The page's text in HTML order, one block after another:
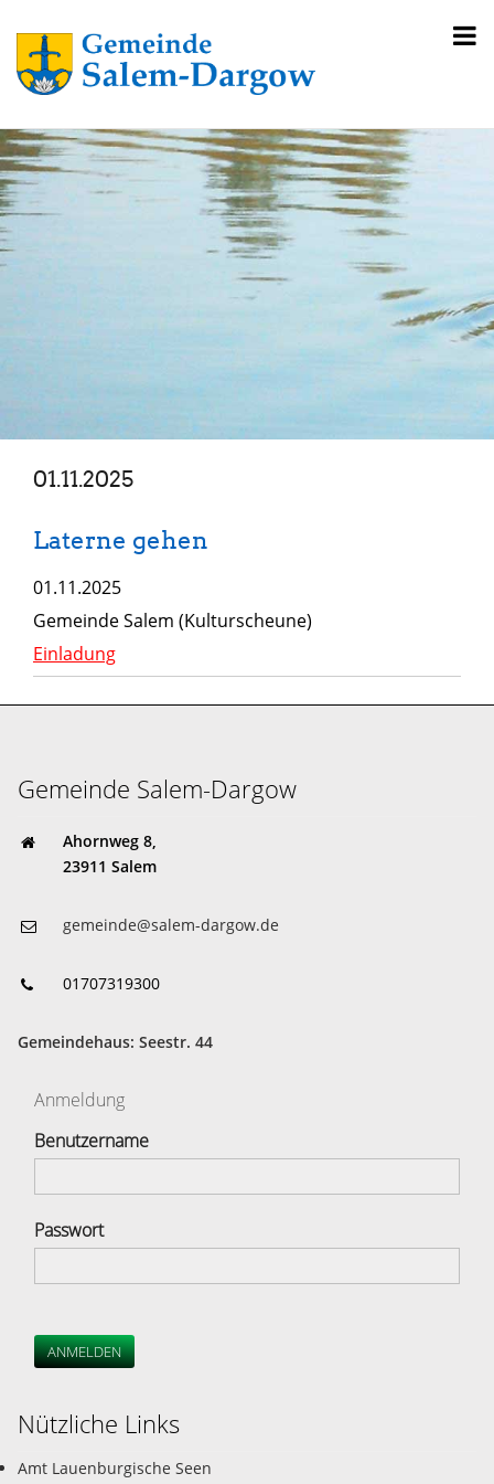
01.11.2025
Laterne gehen
01.11.2025
Gemeinde Salem (Kulturscheune)
Einladung
Gemeinde Salem-Dargow
Ahornweg 8,
23911 Salem
gemeinde@salem-dargow.de
01707319300
Gemeindehaus: Seestr. 44
Anmeldung
Benutzername
Passwort
ANMELDEN
Nützliche Links
Amt Lauenburgische Seen